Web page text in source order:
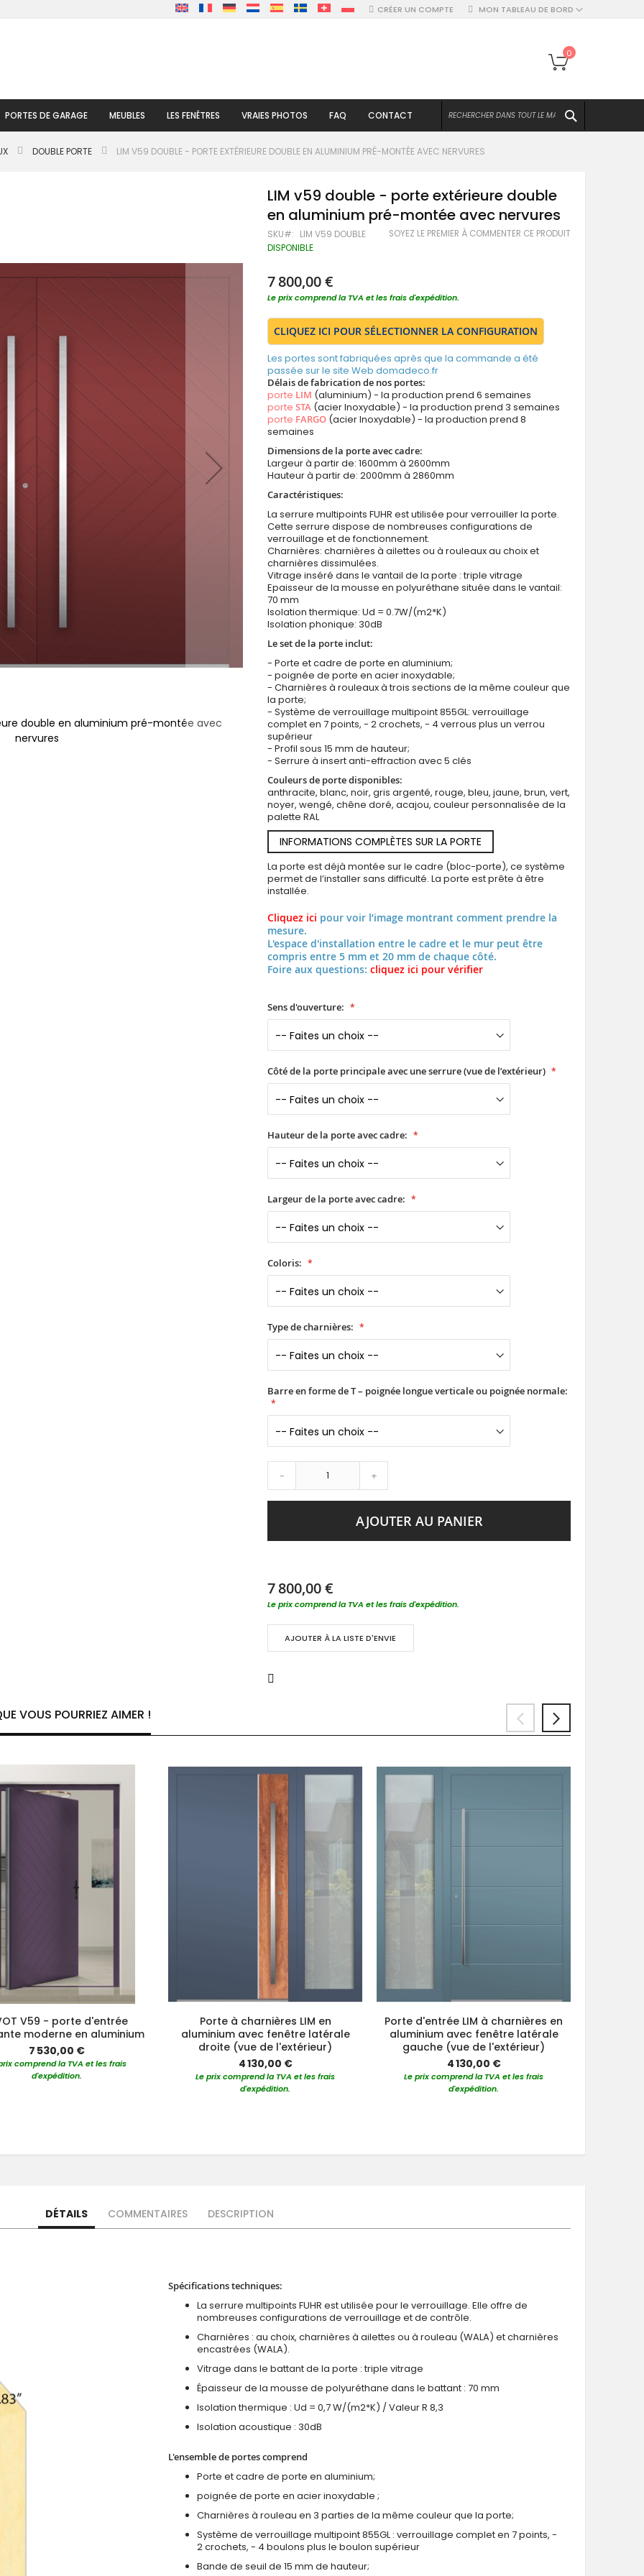
MON TABLEAU DE BORD
CRÉER UN COMPTE
Mon panier
0
PORTES DE GARAGE MEUBLES LES FENÊTRES VRAIES PHOTOS FAQ CONTACT
DOUBLE PORTE LIM V59 DOUBLE - PORTE EXTÉRIEURE DOUBLE EN ALUMINIUM PRÉ-MONTÉE AVEC NERVURES
double en aluminium pré-montée avec
nervures
LIM v59 double - porte extérieure double en aluminium pré-
LIM v59 double - porte extérieure double
en aluminium pré-montée avec nervures
SKU LIM V59 DOUBLE SOYEZ LE PREMIER À COMMENTER CE PRODUIT
DISPONIBLE
7 800,00 €
Le prix comprend la TVA et les frais d'expédition.
CLIQUEZ ICI POUR SÉLECTIONNER LA CONFIGURATION
Les portes sont fabriquées après que la commande a été
passée sur le site Web domadeco.fr
Délais de fabrication de nos portes:
porte LIM (aluminium) - la production prend 6 semaines
porteSTA (acier Inoxydable) - la production prend 3 semaines
porte FARGO (acier Inoxydable) - la production prend 8
semaines
Dimensions de la porte avec cadre:
Largeur à partir de: 1600mm à 2600mm
Hauteur à partir de: 2000mm à 2860mm
Caractéristiques:
La serrure multipoints FUHR est utilisée pour verrouiller la porte.
Cette serrure dispose de nombreuses configurations de
verrouillage et de fonctionnement.
Charnières: charnières à ailettes ou à rouleaux au choix et
charnières dissimulées.
Vitrage inséré dans le vantail de la porte : triple vitrage
Epaisseur de la mousse en polyuréthane située dans le vantail:
70 mm
Isolation thermique: Ud = 0.7W/(m2*K)
Isolation phonique: 30dB
Le set de la porte inclut:
- Porte et cadre de porte en aluminium;
- poignée de porte en acier inoxydable;
- Charnières à rouleaux à trois sections de la même couleur que
la porte;
- Système de verrouillage multipoint 855GL: verrouillage
complet en 7 points, - 2 crochets, - 4 verrous plus un verrou
supérieur
- Profil sous 15 mm de hauteur;
- Serrure à insert anti-effraction avec 5 clés
Couleurs de porte disponibles:
anthracite, blanc, noir, gris argenté, rouge, bleu, jaune, brun, vert,
noyer, wengé, chêne doré, acajou, couleur personnalisée de la
palette RAL
INFORMATIONS COMPLÈTES SUR LA PORTE
La porte est déjà montée sur le cadre (bloc-porte), ce système
permet de l’installer sans difficulté. La porte est prête à être
installée.
Cliquez ici pour voir l’image montrant comment prendre la
mesure.
L'espace d'installation entre le cadre et le mur peut être
compris entre 5 mm et 20 mm de chaque côté.
Foire aux questions:cliquez ici pour vérifier
Sens d'ouverture:
Côté de la porte principale avec une serrure (vue de l’extérieur)
Hauteur de la porte avec cadre:
Largeur de la porte avec cadre:
Coloris:
Type de charnières:
Barre en forme de T – poignée longue verticale ou poignée normale:
- +
AJOUTER AU PANIER
7 800,00 €
Le prix comprend la TVA et les frais d'expédition.
AJOUTER À LA LISTE D'ENVIE
VOUS POURRIEZ AIMER !
V59 - porte d'entrée
moderne en aluminium
7 530,00 €
comprend la TVA et les frais
d'expédition.
Porte à charnières LIM en
aluminium avec fenêtre latérale
droite (vue de l'extérieur)
4 130,00 €
Le prix comprend la TVA et les frais
d'expédition.
Porte d'entrée LIM à charnières en
aluminium avec fenêtre latérale
gauche (vue de l'extérieur)
4 130,00 €
Le prix comprend la TVA et les frais
d'expédition.
DÉTAILS COMMENTAIRES DESCRIPTION